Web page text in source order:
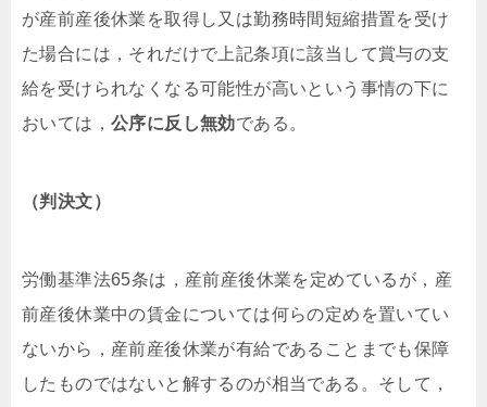
が産前産後休業を取得し又は勤務時間短縮措置を受け
た場合には，それだけで上記条項に該当して賞与の支
給を受けられなくなる可能性が高いという事情の下に
おいては， 公序に反し無効である。
（判決文）
労働基準法65条は，産前産後休業を定めているが，産
前産後休業中の賃金については何らの定めを置いてい
ないから，産前産後休業が有給であることまでも保障
したものではないと解するのが相当である。そして，